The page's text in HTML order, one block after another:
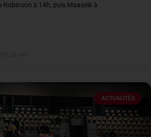
Robinson à 14h, puis Maaseik à
ACTUALITÉS